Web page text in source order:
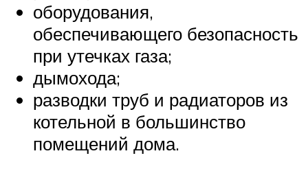
оборудования,
обеспечивающего безопасность
при утечках газа;
дымохода;
разводки труб и радиаторов из
котельной в большинство
помещений дома.